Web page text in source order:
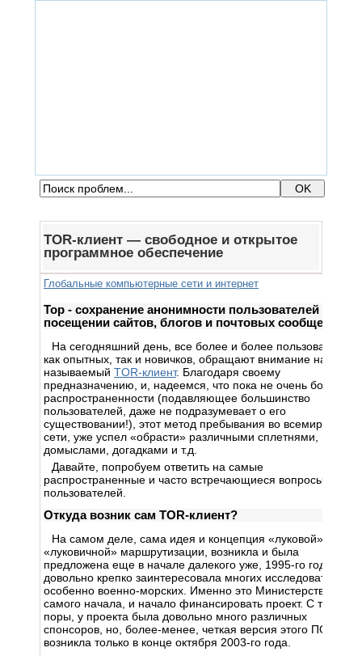
TOR-клиент — свободное и открытое
программное обеспечение
Глобальные компьютерные сети и интернет
Тор - сохранение анонимности пользователей при
посещении сайтов, блогов и почтовых сообщений.
На сегодняшний день, все более и более пользователей,
как опытных, так и новичков, обращают внимание на так
называемый TOR-клиент. Благодаря своему
предназначению, и, надеемся, что пока не очень большой
распространенности (подавляющее большинство
пользователей, даже не подразумевает о его
существовании!), этот метод пребывания во всемирной
сети, уже успел «обрасти» различными сплетнями,
домыслами, догадками и т.д.
Давайте, попробуем ответить на самые
распространенные и часто встречающиеся вопросы
пользователей.
Откуда возник сам TOR-клиент?
На самом деле, сама идея и концепция «луковой» или
«луковичной» маршрутизации, возникла и была
предложена еще в начале далекого уже, 1995-го года. Она
довольно крепко заинтересовала многих исследователей,
особенно военно-морских. Именно это Министерство, с
самого начала, и начало финансировать проект. С той
поры, у проекта была довольно много различных
спонсоров, но, более-менее, четкая версия этого ПО,
возникла только в конце октября 2003-го года.